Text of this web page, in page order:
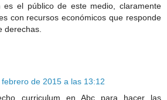
es el público de este medio, claramente
con recursos económicos que responde
derechas.
febrero de 2015 a las 13:12
curriculum en Abc para hacer las